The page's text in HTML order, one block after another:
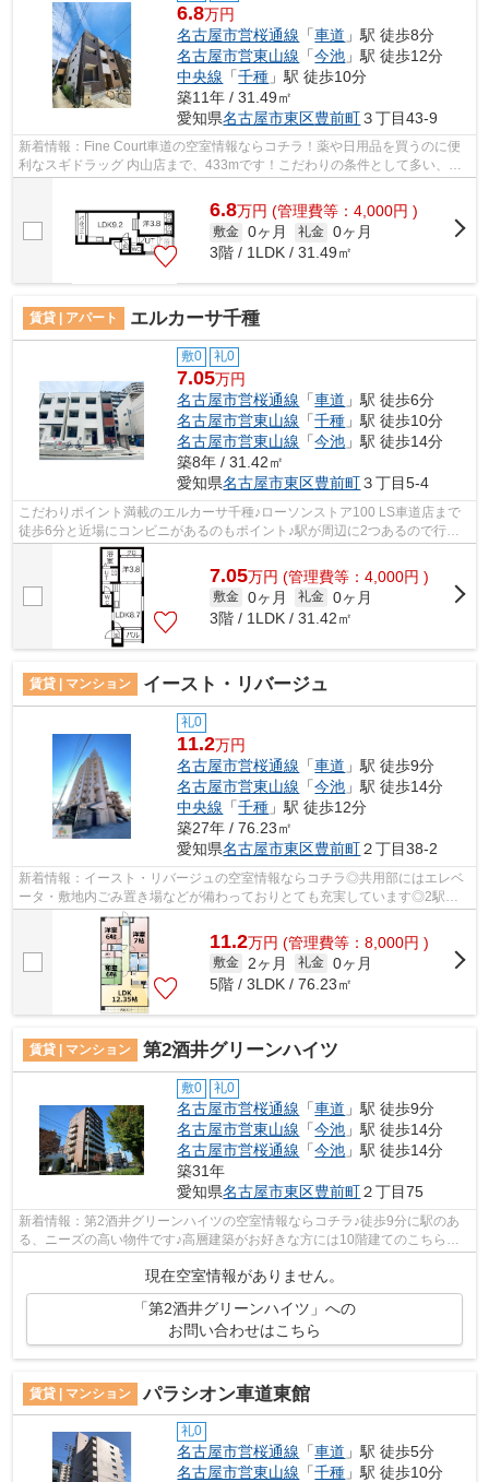
6.8万円
名古屋市営桜通線 「車道 」駅 徒歩8分
名古屋市営東山線 「今池 」駅 徒歩12分
中央線 「千種 」駅 徒歩10分
築11年 / 31.49㎡
愛知県名古屋市東区豊前町３丁目43-9
新着情報：Fine Court車道の空室情報ならコチラ！薬や日用品を買うのに便
利なスギドラッグ 内山店まで、433mです！こだわりの条件として多い、駅
6.8万円 (管理費等：4,000円 )
敷金 0ヶ月 礼金 0ヶ月
3階 / 1LDK / 31.49㎡
賃貸 | アパート エルカーサ千種
敷0 礼0
7.05万円
名古屋市営桜通線 「車道 」駅 徒歩6分
名古屋市営東山線 「千種 」駅 徒歩10分
名古屋市営東山線 「今池 」駅 徒歩14分
築8年 / 31.42㎡
愛知県名古屋市東区豊前町３丁目5-4
こだわりポイント満載のエルカーサ千種♪ローソンストア100 LS車道店まで
徒歩6分と近場にコンビニがあるのもポイント♪駅が周辺に2つあるので行動
範囲が広がります♪最上階の物件です♪名...
7.05万円 (管理費等：4,000円 )
敷金 0ヶ月 礼金 0ヶ月
3階 / 1LDK / 31.42㎡
賃貸 | マンション イースト・リバージュ
礼0
11.2万円
名古屋市営桜通線 「車道 」駅 徒歩9分
名古屋市営東山線 「今池 」駅 徒歩14分
中央線 「千種 」駅 徒歩12分
築27年 / 76.23㎡
愛知県名古屋市東区豊前町２丁目38-2
新着情報：イースト・リバージュの空室情報ならコチラ◎共用部にはエレベ
ータ・敷地内ごみ置き場などが備わっておりとても充実しています◎2駅利
用可能でアクセスの良いマンションです◎...
11.2万円 (管理費等：8,000円 )
敷金 2ヶ月 礼金 0ヶ月
5階 / 3LDK / 76.23㎡
賃貸 | マンション 第2酒井グリーンハイツ
敷0 礼0
名古屋市営桜通線 「車道 」駅 徒歩9分
名古屋市営東山線 「今池 」駅 徒歩14分
名古屋市営桜通線 「今池 」駅 徒歩14分
築31年
愛知県名古屋市東区豊前町２丁目75
新着情報：第2酒井グリーンハイツの空室情報ならコチラ♪徒歩9分に駅のあ
る、ニーズの高い物件です♪高層建築がお好きな方には10階建てのこちらの
物件が好評です♪防犯対策もバッチリなマ...
現在空室情報がありません。
「第2酒井グリーンハイツ」への
お問い合わせはこちら
賃貸 | マンション パラシオン車道東館
礼0
名古屋市営桜通線 「車道 」駅 徒歩5分
名古屋市営東山線 「千種 」駅 徒歩10分